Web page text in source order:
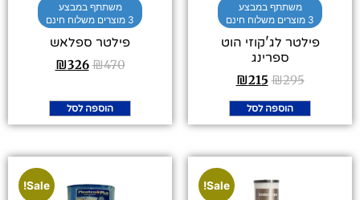
משתתף במבצע
3 מוצרים משלוח חינם
פילטר לג'קוזי הוט
ספרינג
₪295
₪215
הוספה לסל
משתתף במבצע
3 מוצרים משלוח חינם
פילטר ספלאש
₪470
₪326
הוספה לסל
Sale!
Sale!